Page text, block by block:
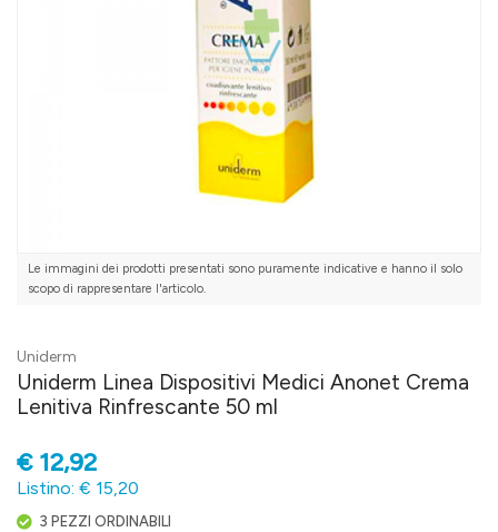
Le immagini dei prodotti presentati sono puramente indicative e hanno il solo
scopo di rappresentare l'articolo.
Uniderm
Uniderm Linea Dispositivi Medici Anonet Crema
Lenitiva Rinfrescante 50 ml
€ 12,92
Listino: € 15,20
3 PEZZI ORDINABILI